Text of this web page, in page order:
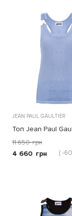
JEAN PAUL GAULTIER
Топ Jean Paul
блакитний
11 650 грн
4 660 грн ( -